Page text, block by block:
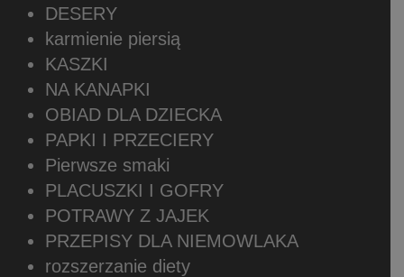
DESERY
karmienie piersią
KASZKI
NA KANAPKI
OBIAD DLA DZIECKA
PAPKI I PRZECIERY
Pierwsze smaki
PLACUSZKI I GOFRY
POTRAWY Z JAJEK
PRZEPISY DLA NIEMOWLAKA
rozszerzanie diety